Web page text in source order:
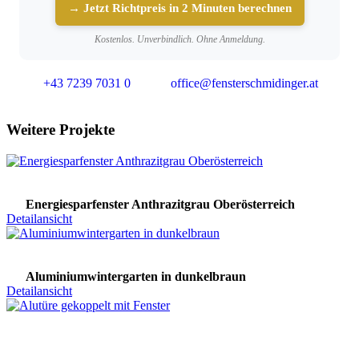
→ Jetzt Richtpreis in 2 Minuten berechnen
Kostenlos. Unverbindlich. Ohne Anmeldung.
+43 7239 7031 0 office@fensterschmidinger.at
Weitere Projekte
Energiesparfenster Anthrazitgrau Oberösterreich
Detailansicht
Aluminiumwintergarten in dunkelbraun
Detailansicht